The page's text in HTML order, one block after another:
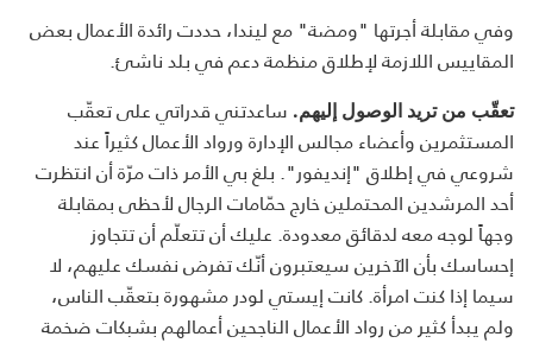
وفي مقابلة أجرتها "ومضة" مع ليندا، حددت رائدة الأعمال بعض
المقاييس اللازمة لإطلاق منظمة دعم في بلد ناشئ.
تعقّب من تريد الوصول إليهم. ساعدتني قدراتي على تعقّب
المستثمرين وأعضاء مجالس الإدارة ورواد الأعمال كثيراً عند
شروعي في إطلاق "إنديفور". بلغ بي الأمر ذات مرّة أن انتظرت
أحد المرشدين المحتملين خارج حمّامات الرجال لأحظى بمقابلة
وجهاً لوجه معه لدقائق معدودة. عليك أن تتعلّم أن تتجاوز
إحساسك بأن الآخرين سيعتبرون أنّك تفرض نفسك عليهم، لا
سيما إذا كنت امرأة. كانت إيستي لودر مشهورة بتعقّب الناس،
ولم يبدأ كثير من رواد الأعمال الناجحين أعمالهم بشبكات ضخمة